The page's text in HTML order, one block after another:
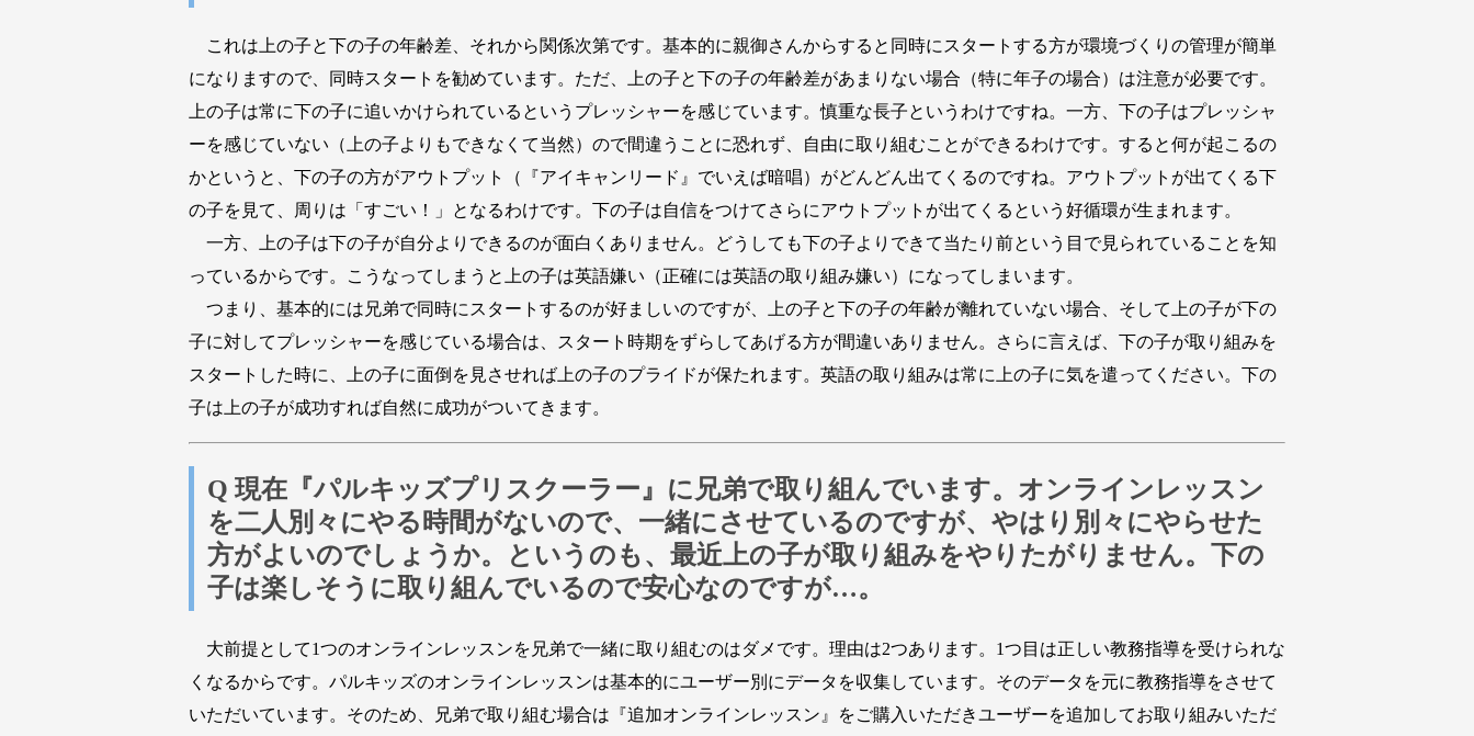
これは上の子と下の子の年齢差、それから関係次第です。基本的に親御さんからすると同時にスタートする方が環境づくりの管理が簡単
になりますので、同時スタートを勧めています。ただ、上の子と下の子の年齢差があまりない場合（特に年子の場合）は注意が必要です。
上の子は常に下の子に追いかけられているというプレッシャーを感じています。慎重な長子というわけですね。一方、下の子はプレッシャ
ーを感じていない（上の子よりもできなくて当然）ので間違うことに恐れず、自由に取り組むことができるわけです。すると何が起こるの
かというと、下の子の方がアウトプット（『アイキャンリード』でいえば暗唱）がどんどん出てくるのですね。アウトプットが出てくる下
の子を見て、周りは「すごい！」となるわけです。下の子は自信をつけてさらにアウトプットが出てくるという好循環が生まれます。
一方、上の子は下の子が自分よりできるのが面白くありません。どうしても下の子よりできて当たり前という目で見られていることを知
っているからです。こうなってしまうと上の子は英語嫌い（正確には英語の取り組み嫌い）になってしまいます。
つまり、基本的には兄弟で同時にスタートするのが好ましいのですが、上の子と下の子の年齢が離れていない場合、そして上の子が下の
子に対してプレッシャーを感じている場合は、スタート時期をずらしてあげる方が間違いありません。さらに言えば、下の子が取り組みを
スタートした時に、上の子に面倒を見させれば上の子のプライドが保たれます。英語の取り組みは常に上の子に気を遣ってください。下の
子は上の子が成功すれば自然に成功がついてきます。
Q 現在『パルキッズプリスクーラー』に兄弟で取り組んでいます。オンラインレッスン
を二人別々にやる時間がないので、一緒にさせているのですが、やはり別々にやらせた
方がよいのでしょうか。というのも、最近上の子が取り組みをやりたがりません。下の
子は楽しそうに取り組んでいるので安心なのですが…。
大前提として1つのオンラインレッスンを兄弟で一緒に取り組むのはダメです。理由は2つあります。1つ目は正しい教務指導を受けられな
くなるからです。パルキッズのオンラインレッスンは基本的にユーザー別にデータを収集しています。そのデータを元に教務指導をさせて
いただいています。そのため、兄弟で取り組む場合は『追加オンラインレッスン』をご購入いただきユーザーを追加してお取り組みいただ